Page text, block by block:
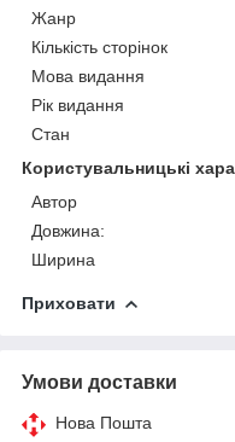
Жанр
Кількість сторінок
Мова видання
Рік видання
Стан
Користувальницькі
Автор
Довжина:
Ширина
Приховати
Умови доставки
Нова Пошта